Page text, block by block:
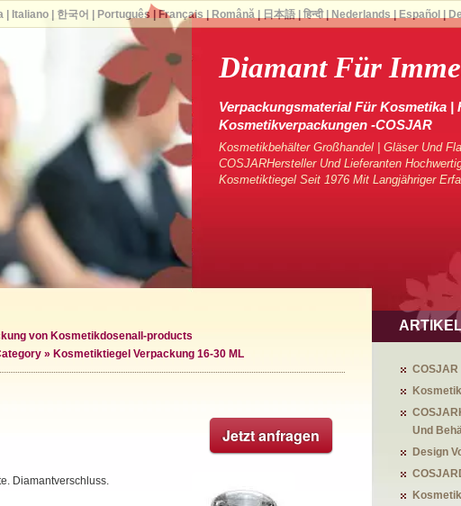
Diamant Für
Verpackungsmaterial Für Kosmetika |
Kosmetikverpackungen -COSJAR
Kosmetikbehälter Großhandel | Gläser Und
COSJARHersteller Und Lieferanten
Kosmetiktiegel Seit 1976 Mit Langjähriger
von Kosmetikdosenall-products
» Kosmetiktiegel Verpackung 16-30 ML
Jetzt anfragen
Diamantverschluss.
COSJAR
Und
Design
| Italiano| 한국어 Português Français Română| 日本語| हिन्दी| Nederlands Español